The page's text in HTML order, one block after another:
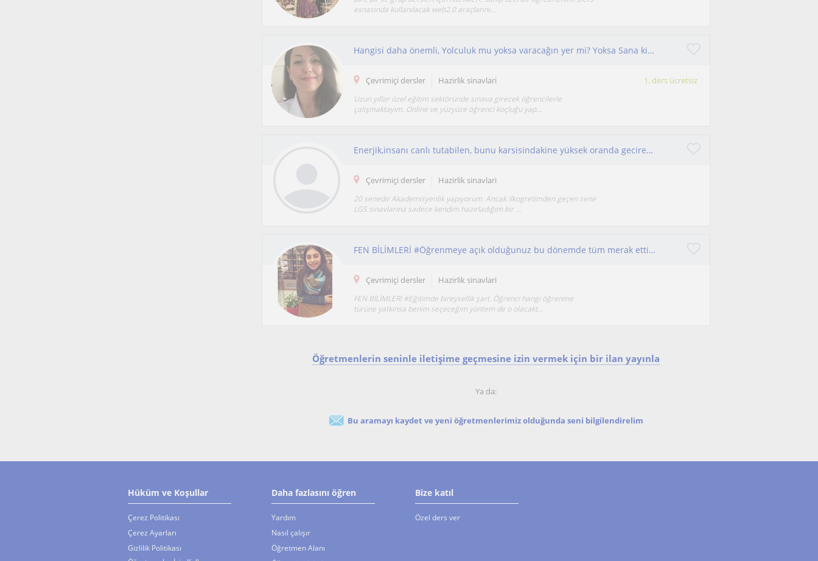
esnasında kullanılacak web2.0 araçlarını...
Hangisi daha önemli, Yolculuk mu yoksa varacağın yer mi? Yoksa Sana kimin eşlik ettiği mi? Başarı rehberi yanında
Çevrimiçi dersler Hazirlik sinavlari 1. ders ücretsiz
Uzun yıllar özel eğitim sektöründe sınava girecek öğrencilerle
çalışmaktayım. Online ve yüzyüze öğrenci koçluğu yap...
Enerjik,insanı canlı tutabilen, bunu karsisindakine yüksek oranda gecirebilen ve çalışkan biriyim.
Çevrimiçi dersler Hazirlik sinavlari
20 senedir Akademisyenlik yapıyorum. Ancak ilkogretimden geçen sene
LGS sınavlarına sadece kendim hazırladığım bir ...
FEN BİLİMLERİ #Öğrenmeye açık olduğunuz bu dönemde tüm merak ettiğiniz sorular için ben burdayım. Cevapsız soru yoktur 🤗
Çevrimiçi dersler Hazirlik sinavlari
FEN BİLİMLERİ #Eğitimde bireysellik şart. Öğrenci hangi öğrenme
türüne yatkınsa benim seçeceğim yöntem de o olacakt...
Öğretmenlerin seninle iletişime geçmesine izin vermek için bir ilan yayınla
Ya da:
Bu aramayı kaydet ve yeni öğretmenlerimiz olduğunda seni bilgilendirelim
Hüküm ve Koşullar
Çerez Politikası
Çerez Ayarları
Gizlilik Politikası
Daha fazlasını öğren
Yardım
Nasıl çalışır
Öğretmen Alanı
Bize katıl
Özel ders ver